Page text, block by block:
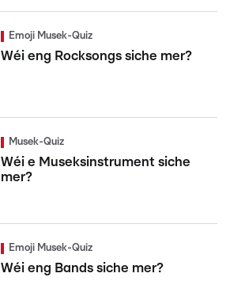
Emoji Musek-Quiz
Wéi eng Rocksongs siche mer?
Musek-Quiz
Wéi e Museksinstrument siche
mer?
Emoji Musek-Quiz
Wéi eng Bands siche mer?